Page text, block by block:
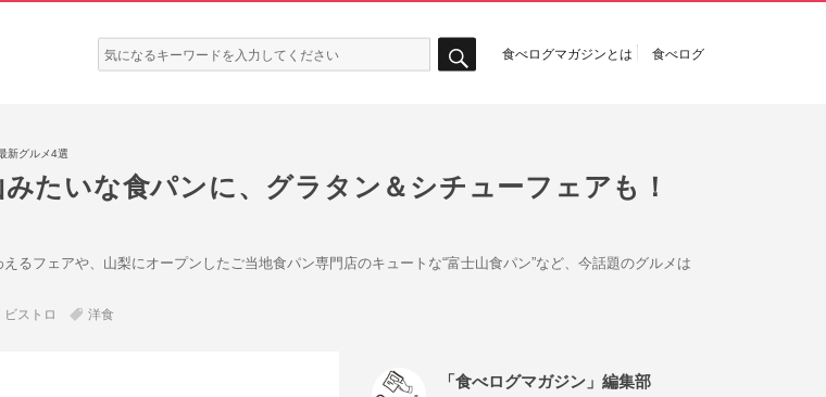
検
索:
食べログマガジンとは 食べログ
新グルメ4選
みたいな食パンに、グラタン＆シチューフェアも！
るフェアや、山梨にオープンしたご当地食パン専門店のキュートな“富士山食パン”など、今話題のグルメは
ビストロ 洋食
「食べログマガジン」編集部